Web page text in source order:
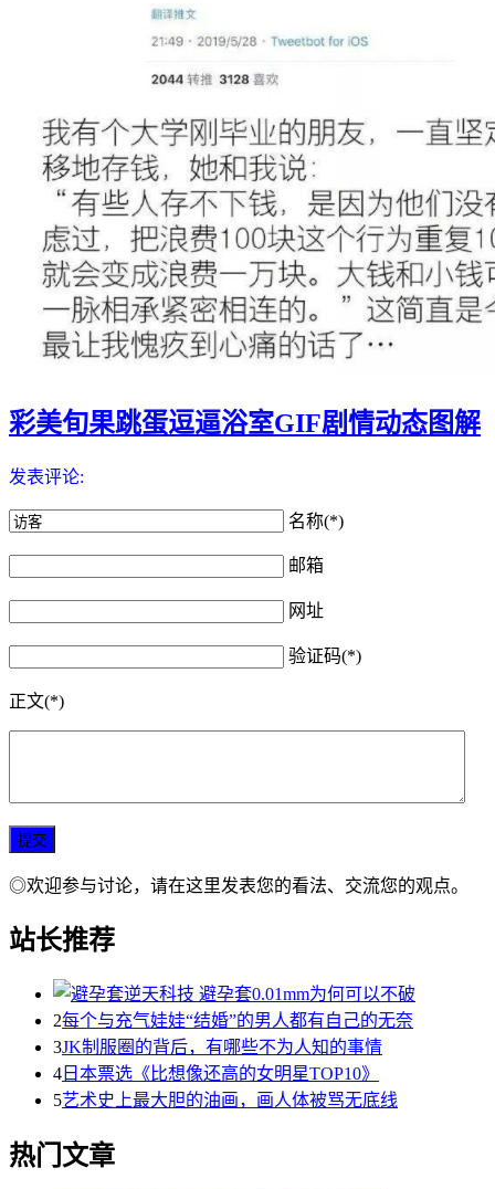
彩美旬果跳蛋逗逼浴室GIF剧情动态图解
发表评论:
名称(*)
邮箱
网址
验证码(*)
正文(*)
◎欢迎参与讨论，请在这里发表您的看法、交流您的观点。
站长推荐
2每个与充气娃娃“结婚”的男人都有自己的无奈
3JK制服圈的背后，有哪些不为人知的事情
4 日本票选《比想像还高的女明星TOP10》
5艺术史上最大胆的油画，画人体被骂无底线
热门文章